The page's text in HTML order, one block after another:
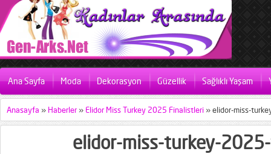
Ana Sayfa Moda Dekorasyon Güzellik Sağlıklı Yaşam
Anasayfa » Haberler » Elidor Miss Turkey 2025 Finalistleri »elidor-miss-
elidor-miss-turkey-